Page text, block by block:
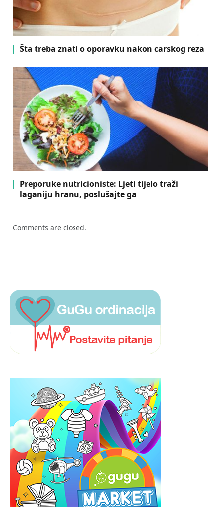
Šta treba znati o oporavku nakon carskog reza
Preporuke nutricioniste: Ljeti tijelo traži
laganiju hranu, poslušajte ga
Comments are closed.